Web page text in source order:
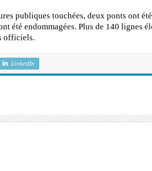
publiques touchées, deux ponts ont
été endommagées. Plus de 140 lignes
officiels.
LinkedIn